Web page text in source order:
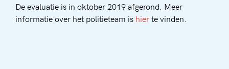
De evaluatie is in oktober 2019 afgerond. Meer
informatie over het politieteam is hierte vinden.